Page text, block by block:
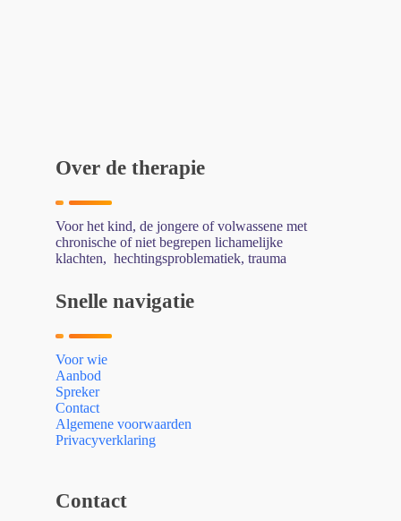
Over de therapie
Voor het kind, de jongere of volwassene met
chronische of niet begrepen lichamelijke
klachten, hechtingsproblematiek, trauma
Snelle navigatie
Voor wie
Aanbod
Spreker
Contact
Algemene voorwaarden
Privacyverklaring
Contact